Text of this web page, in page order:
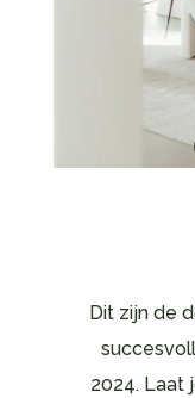
Dit zijn de
2024. Laat